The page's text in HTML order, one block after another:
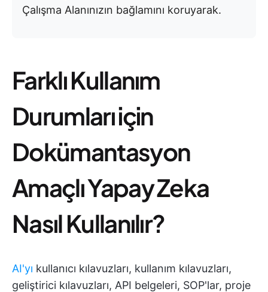
Çalışma Alanınızın bağlamını koruyarak.
Farklı Kullanım
Durumları için
Dokümantasyon
Amaçlı Yapay Zeka
Nasıl Kullanılır?
AI'yı kullanıcı kılavuzları, kullanım kılavuzları,
geliştirici kılavuzları, API belgeleri, SOP'lar, proje